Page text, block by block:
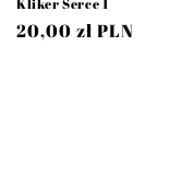
Cena
20,00 zł PLN